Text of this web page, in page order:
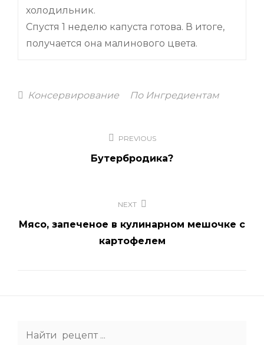
холодильник.
Спустя 1 неделю капуста готова. В итоге,
получается она малинового цвета.
Categories
Консервирование По Ингредиентам
Навигация
PREVIOUS
Бутербродика?
NEXT
Мясо, запеченое в кулинарном мешочке с
картофелем
Search